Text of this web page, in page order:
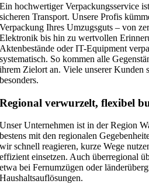
Ein hochwertiger Verpackungsservice
sicheren Transport. Unsere Profis
Verpackung Ihres Umzugsguts – von
Elektronik bis hin zu wertvollen
Aktenbestände oder IT-Equipment
systematisch. So kommen alle
ihrem Zielort an. Viele unserer Kunden
besonders.
Regional verwurzelt, flexibel
Unser Unternehmen ist in der Region
bestens mit den regionalen
wir schnell reagieren, kurze Wege
effizient einsetzen. Auch überregional
etwa bei Fernumzügen oder
Haushaltsauflösungen.